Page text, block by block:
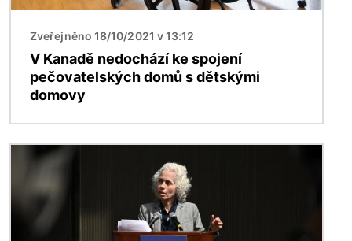
Zveřejněno 18/10/2021 v 13:12
V Kanadě nedochází ke spojení
pečovatelských domů s dětskými
domovy
Obrázek